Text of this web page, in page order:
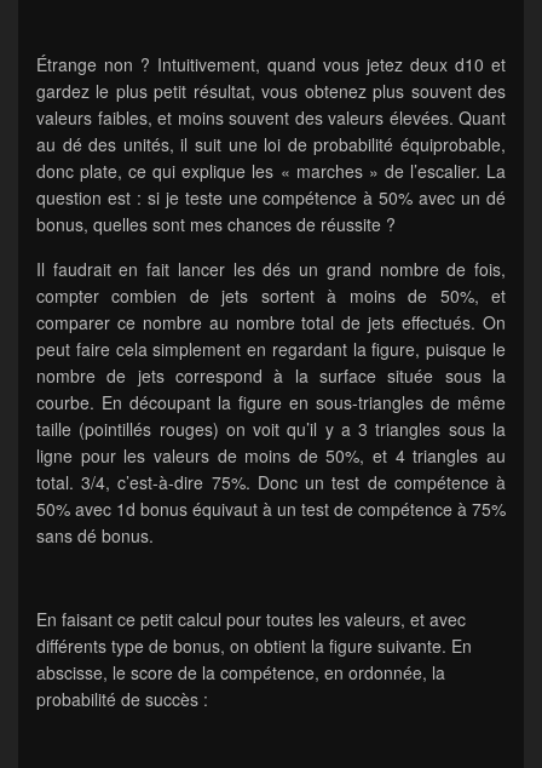
Étrange non ? Intuitivement, quand vous jetez deux d10 et
gardez le plus petit résultat, vous obtenez plus souvent des
valeurs faibles, et moins souvent des valeurs élevées. Quant
au dé des unités, il suit une loi de probabilité équiprobable,
donc plate, ce qui explique les « marches » de l’escalier. La
question est : si je teste une compétence à 50% avec un dé
bonus, quelles sont mes chances de réussite ?
Il faudrait en fait lancer les dés un grand nombre de fois,
compter combien de jets sortent à moins de 50%, et
comparer ce nombre au nombre total de jets effectués. On
peut faire cela simplement en regardant la figure, puisque le
nombre de jets correspond à la surface située sous la
courbe. En découpant la figure en sous-triangles de même
taille (pointillés rouges) on voit qu’il y a 3 triangles sous la
ligne pour les valeurs de moins de 50%, et 4 triangles au
total. 3/4, c’est-à-dire 75%. Donc un test de compétence à
50% avec 1d bonus équivaut à un test de compétence à 75%
sans dé bonus.
En faisant ce petit calcul pour toutes les valeurs, et avec
différents type de bonus, on obtient la figure suivante. En
abscisse, le score de la compétence, en ordonnée, la
probabilité de succès :